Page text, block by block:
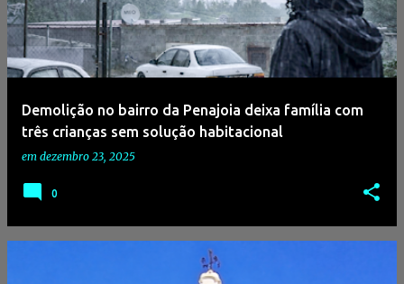
Demolição no bairro da Penajoia deixa família com
três crianças sem solução habitacional
em dezembro 23, 2025
0